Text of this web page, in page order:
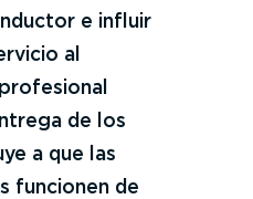
e influir
al
de los
a que las
funcionen de